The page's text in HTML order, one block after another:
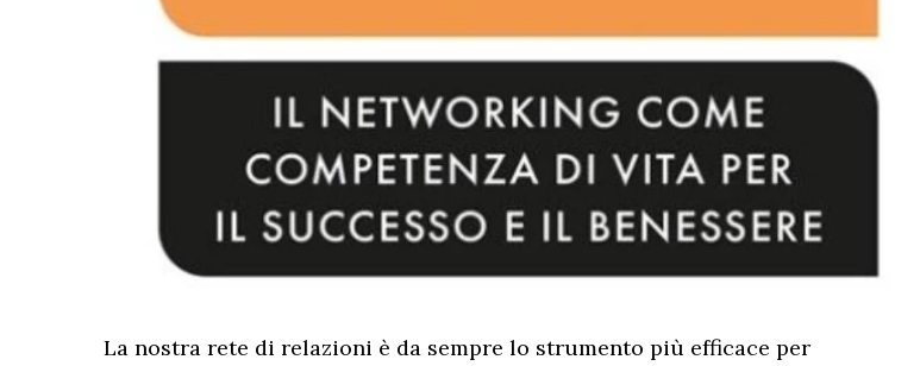
La nostra rete di relazioni è da sempre lo strumento più efficace per